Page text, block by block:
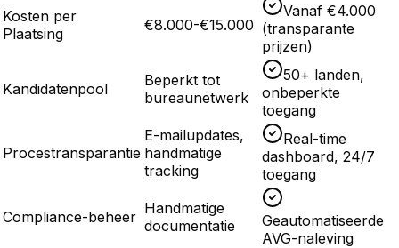
Kosten per
Plaatsing
€8.000-€15.000
Vanaf €4.000
(transparante
prijzen)
Kandidatenpool
Beperkt tot
bureaunetwerk
50+ landen,
onbeperkte
toegang
Procestransparantie
E-mailupdates,
handmatige
tracking
Real-time
dashboard, 24/7
toegang
Compliance-beheer Handmatige
documentatie
Geautomatiseerde
AVG-naleving